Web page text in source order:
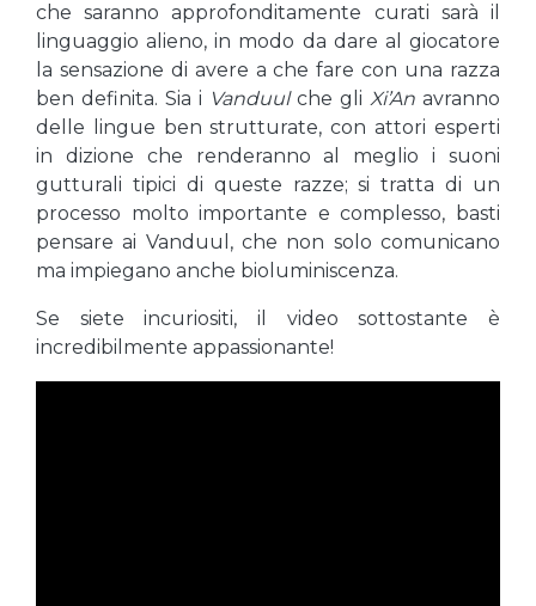
che saranno approfonditamente curati sarà il
linguaggio alieno, in modo da dare al giocatore
la sensazione di avere a che fare con una razza
ben definita. Sia i Vanduulche gli Xi’An avranno
delle lingue ben strutturate, con attori esperti
in dizione che renderanno al meglio i suoni
gutturali tipici di queste razze; si tratta di un
processo molto importante e complesso, basti
pensare ai Vanduul, che non solo comunicano
ma impiegano anche bioluminiscenza.
Se siete incuriositi, il video sottostante è
incredibilmente appassionante!